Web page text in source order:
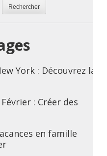
Rechercher
York : Découvrez la
: Créer des
en famille